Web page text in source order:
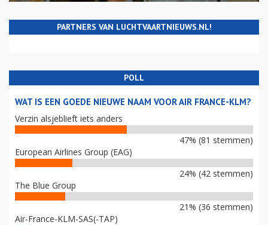
PARTNERS VAN LUCHTVAARTNIEUWS.NL!
POLL
WAT IS EEN GOEDE NIEUWE NAAM VOOR AIR FRANCE-KLM?
Verzin alsjeblieft iets anders
47% (81 stemmen)
European Airlines Group (EAG)
24% (42 stemmen)
The Blue Group
21% (36 stemmen)
Air-France-KLM-SAS(-TAP)